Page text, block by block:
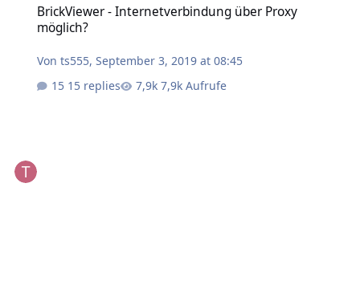
BrickViewer - Internetverbindung über Proxy
möglich?
Vonts555,September 3, 2019 at 08:45
15 replies
7,9k Aufrufe